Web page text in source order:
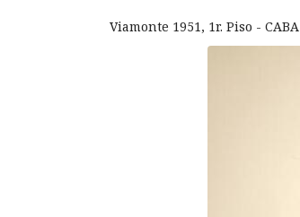
Viamonte 1951, 1r. Piso - CABA